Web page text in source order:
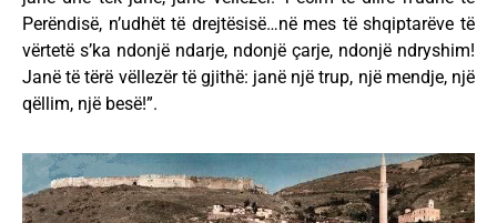
Perëndisë, n’udhët të drejtësisë…në mes të shqiptarëve të
vërtetë s’ka ndonjë ndarje, ndonjë çarje, ndonjë ndryshim!
Janë të tërë vëllezër të gjithë: janë një trup, një mendje, një
qëllim, një besë!”.